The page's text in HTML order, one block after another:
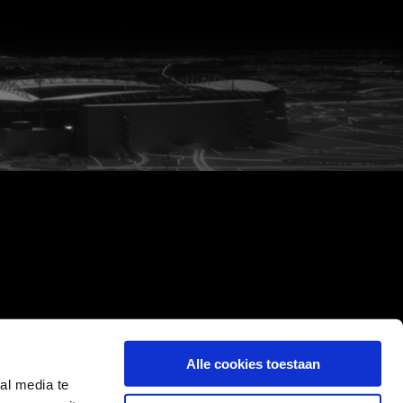
media te
Alle cookies toestaan